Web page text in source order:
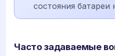
состояния батареи
Часто задаваемые